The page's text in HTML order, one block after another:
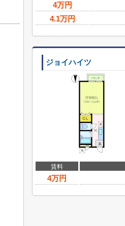
4万円
4.1万円
ジョイハイツ
賃料
4万円